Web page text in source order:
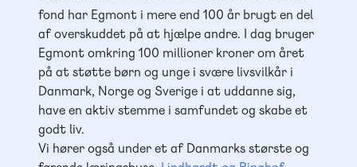
fond har Egmont i mere end 100 år brugt en del
af overskuddet på at hjælpe andre. I dag bruger
Egmont omkring 100 millioner kroner om året
på at støtte børn og unge i svære livsvilkår i
Danmark, Norge og Sverige i at uddanne sig,
have en aktiv stemme i samfundet og skabe et
godt liv.
Vi hører også under et af Danmarks største og